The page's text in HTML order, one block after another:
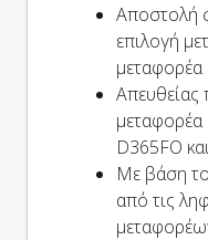
Αποστολή
επιλογή
Απευθείας
μεταφορέα
D365FO
Με βάση το
από τις